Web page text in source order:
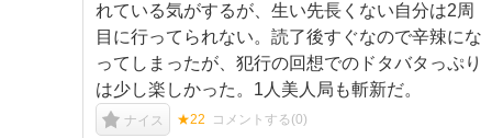
れている気がするが、生い先長くない自分は2周
目に行ってられない。読了後すぐなので辛辣にな
ってしまったが、犯行の回想でのドタバタっぷり
は少し楽しかった。1人美人局も斬新だ。
ナイス ★22 コメントする(0)